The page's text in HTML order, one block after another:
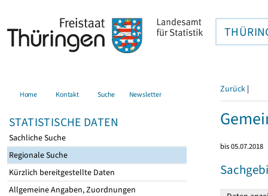
Home Kontakt Suche Newsletter
STATISTISCHE DATEN
Sachliche Suche
Regionale Suche
Kürzlich bereitgestellte Daten
Allgemeine Angaben, Zuordnungen
Zurück |
bis 05.07.2018